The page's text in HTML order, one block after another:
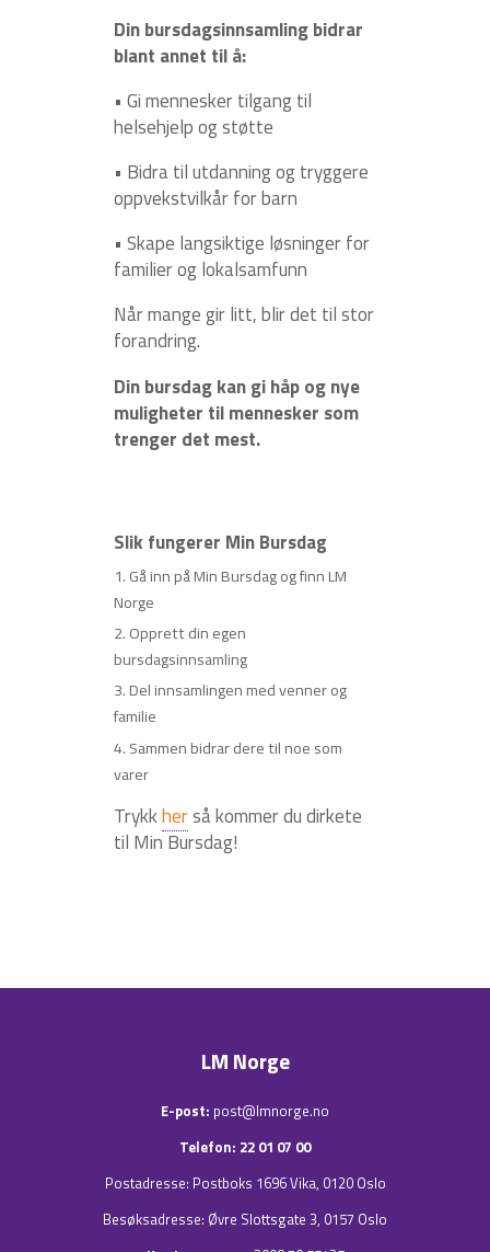
Din bursdagsinnsamling bidrar
blant annet til å:
• Gi mennesker tilgang til
helsehjelp og støtte
• Bidra til utdanning og tryggere
oppvekstvilkår for barn
• Skape langsiktige løsninger for
familier og lokalsamfunn
Når mange gir litt, blir det til stor
forandring.
Din bursdag kan gi håp og nye
muligheter til mennesker som
trenger det mest.
Slik fungerer Min Bursdag
Gå inn på Min Bursdag og finn LM
Norge
Opprett din egen
bursdagsinnsamling
Del innsamlingen med venner og
familie
Sammen bidrar dere til noe som
varer
Trykkherså kommer du dirkete
til Min Bursdag!
LM Norge
E-post: post@lmnorge.no
Telefon: 22 01 07 00
Postadresse: Postboks 1696 Vika, 0120 Oslo
Besøksadresse: Øvre Slottsgate 3, 0157 Oslo